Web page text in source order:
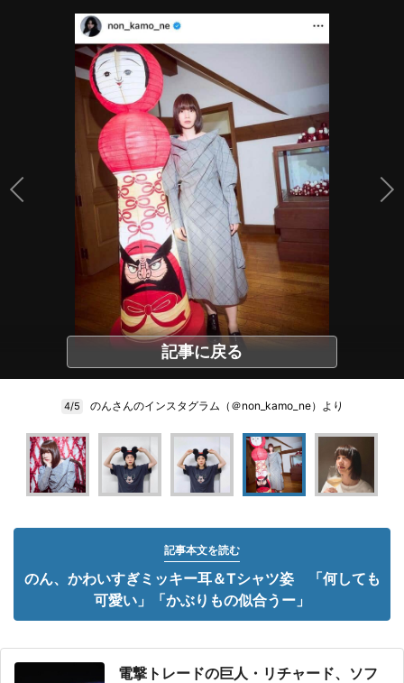
記事に戻る
4/5 のんさんのインスタグラム（＠non_kamo_ne）より
記事本文を読む
のん、かわいすぎミッキー耳＆Tシャツ姿 「何しても
可愛い」「かぶりもの似合うー」
電撃トレードの巨人・リチャード、ソフ